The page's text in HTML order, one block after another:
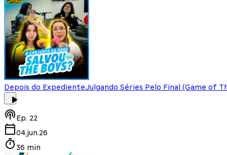
Depois do ExpedienteJulgando Séries Pelo Final (Game of
Ep. 22
04.jun.26
36 min